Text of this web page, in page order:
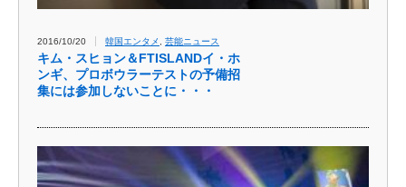
2016/10/20 韓国エンタメ 芸能ニュース
キム・スヒョン＆FTISLANDイ・ホ
ンギ、プロボウラーテストの予備招
集には参加しないことに・・・